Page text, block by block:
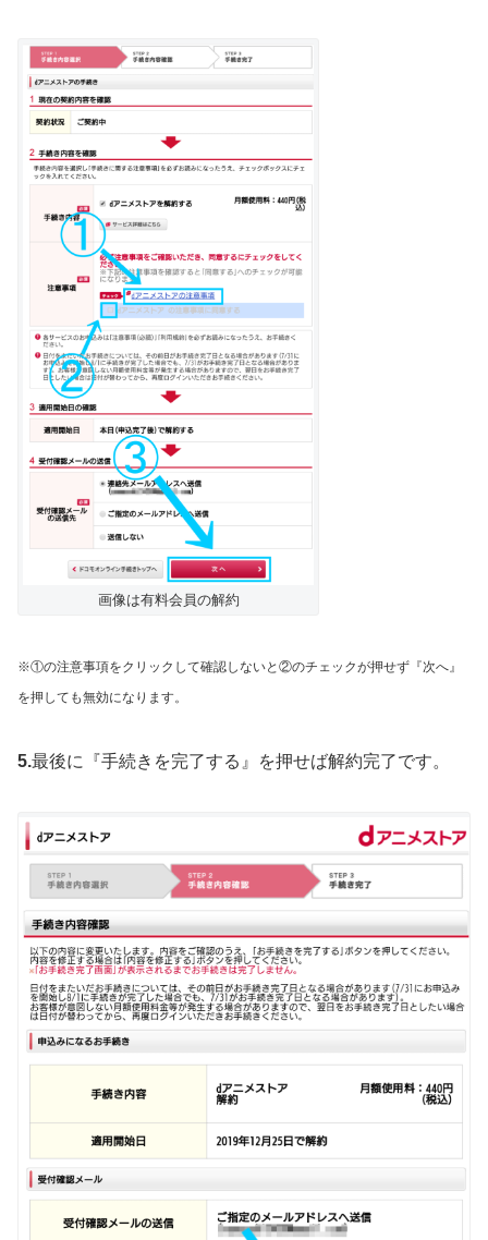
画像は有料会員の解約
※①の注意事項をクリックして確認しないと②のチェックが押せず『次へ』
を押しても無効になります。
5.最後に『手続きを完了する』を押せば解約完了です。